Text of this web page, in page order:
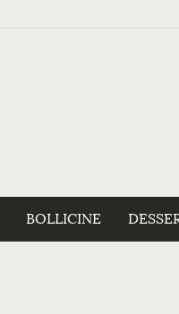
BOLLICINE